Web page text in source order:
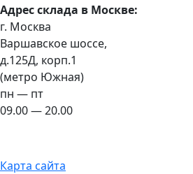
Адрес склада в Москве:
г. Москва
Варшавское шоссе,
д.125Д, корп.1
(метро Южная)
пн — пт
09.00 — 20.00
Карта сайта